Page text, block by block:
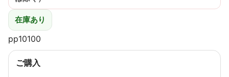
在庫あり
pp10100
ご購入